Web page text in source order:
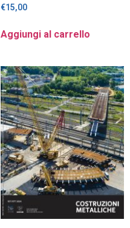
€15,00
Aggiungi al carrello